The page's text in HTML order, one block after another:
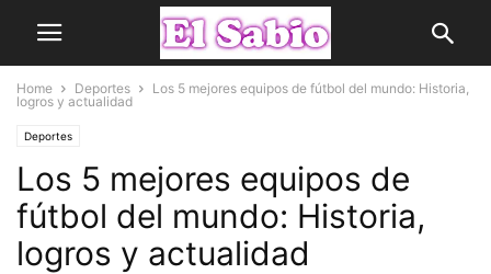
Home Deportes
Los 5 mejores equipos de fútbol del mundo: Historia,
logros y actualidad
Deportes
Los 5 mejores equipos de
fútbol del mundo: Historia,
logros y actualidad